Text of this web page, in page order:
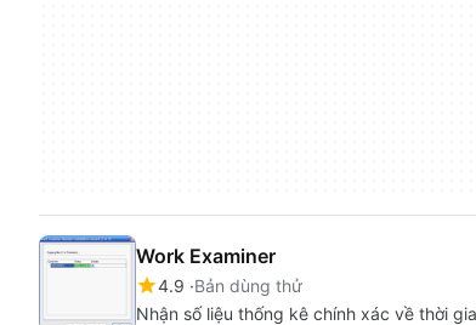
Work Examiner
4.9 Bản dùng thử
Nhận số liệu thống kê chính xác về thời